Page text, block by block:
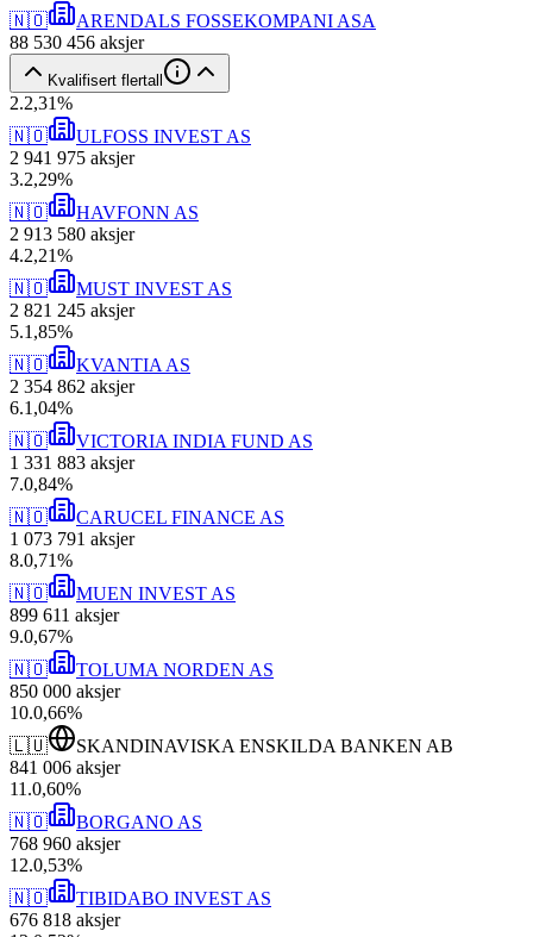
🇳🇴
ARENDALS FOSSEKOMPANI ASA
88 530 456 aksjer
Kvalifisert flertall
2.2,31%
🇳🇴
ULFOSS INVEST AS
2 941 975 aksjer
3.2,29%
🇳🇴
HAVFONN AS
2 913 580 aksjer
4.2,21%
🇳🇴
MUST INVEST AS
2 821 245 aksjer
5.1,85%
🇳🇴
KVANTIA AS
2 354 862 aksjer
6.1,04%
🇳🇴
VICTORIA INDIA FUND AS
1 331 883 aksjer
7.0,84%
🇳🇴
CARUCEL FINANCE AS
1 073 791 aksjer
8.0,71%
🇳🇴
MUEN INVEST AS
899 611 aksjer
9.0,67%
🇳🇴
TOLUMA NORDEN AS
850 000 aksjer
10.0,66%
🇱🇺
SKANDINAVISKA ENSKILDA BANKEN AB
841 006 aksjer
11 .0,60%
🇳🇴
BORGANO AS
768 960 aksjer
12.0,53%
🇳🇴
TIBIDABO INVEST AS
676 818 aksjer